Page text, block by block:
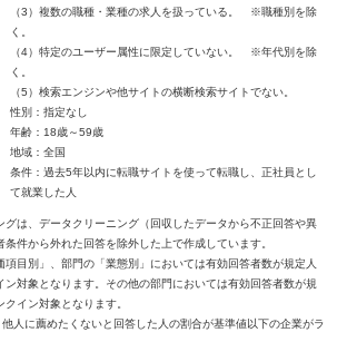
（3）複数の職種・業種の求人を扱っている。 ※職種別を除
く。
（4）特定のユーザー属性に限定していない。 ※年代別を除
く。
（5）検索エンジンや他サイトの横断検索サイトでない。
性別：指定なし
年齢：18歳～59歳
地域：全国
条件：過去5年以内に転職サイトを使って転職し、正社員とし
て就業した人
は、データクリーニング（回収したデータから不正回答や異
件から外れた回答を除外した上で作成しています。
目別」、部門の「業態別」においては有効回答者数が規定人
対象となります。その他の部門においては有効回答者数が規
イン対象となります。
人に薦めたくないと回答した人の割合が基準値以下の企業がラ